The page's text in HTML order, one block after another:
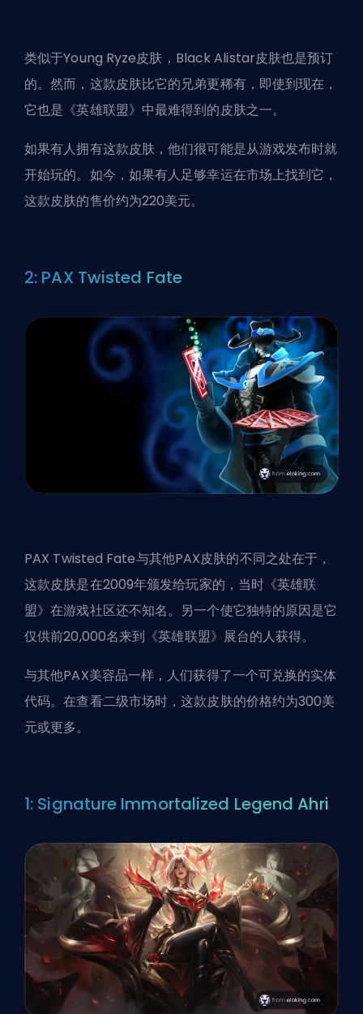
类似于Young Ryze皮肤，Black Alistar皮肤也是预订
的。然而，这款皮肤比它的兄弟更稀有，即使到现在，
它也是《英雄联盟》中最难得到的皮肤之一。
如果有人拥有这款皮肤，他们很可能是从游戏发布时就
开始玩的。如今，如果有人足够幸运在市场上找到它，
这款皮肤的售价约为220美元。
2: PAX Twisted Fate
PAX Twisted Fate与其他PAX皮肤的不同之处在于，
这款皮肤是在2009年颁发给玩家的，当时《英雄联
盟》在游戏社区还不知名。另一个使它独特的原因是它
仅供前20,000名来到《英雄联盟》展台的人获得。
与其他PAX美容品一样，人们获得了一个可兑换的实体
代码。在查看二级市场时，这款皮肤的价格约为300美
元或更多。
1: Signature Immortalized Legend Ahri